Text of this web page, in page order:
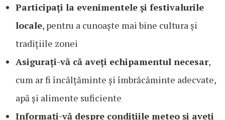
Participați la evenimentele și festivalurile
locale, pentru a cunoaște mai bine cultura și
tradițiile zonei
Asigurați-vă că aveți echipamentul necesar,
cum ar fi încălțăminte și îmbrăcăminte adecvate,
apă și alimente suficiente
Informați-vă despre condițiile meteo și aveți